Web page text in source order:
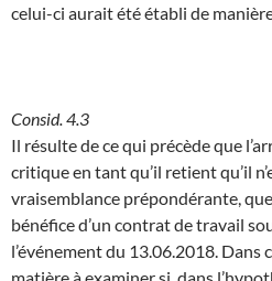
celui-ci aurait été établi de
Consid. 4.3
Il résulte de ce qui précède que
critique en tant qu’il retient qu’il
vraisemblance prépondérante,
bénéfice d’un contrat de travail
l’événement du 13.06.2018. Dans
matière à examiner si, dans